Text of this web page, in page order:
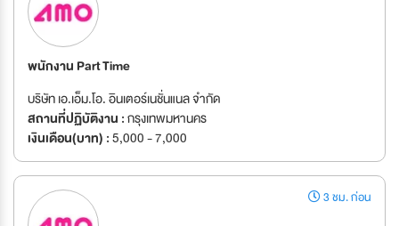
พนักงาน Part Time
บริษัท เอ.เอ็ม.โอ. อินเตอร์เนชั่นแนล จำกัด
สถานที่ปฏิบัติงาน :กรุงเทพมหานคร
เงินเดือน(บาท) :5,000 - 7,000
3 ชม. ก่อน